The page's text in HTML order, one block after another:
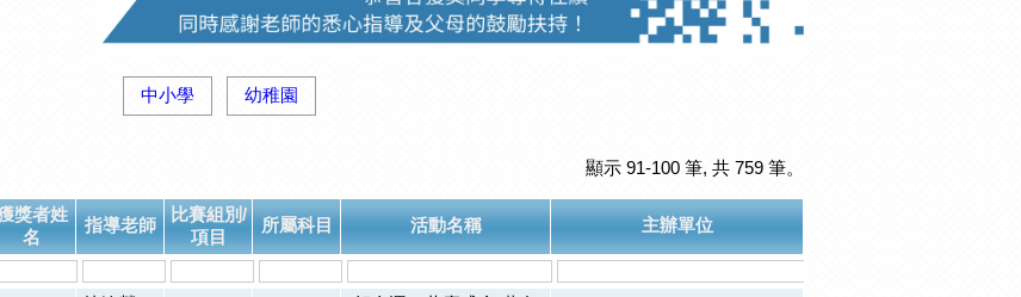
中小學 幼稚園
顯示 91-100 筆, 共 759 筆。
獎者姓
名
指導老師
比賽組別/
項目
所屬科目 活動名稱 主辦單位